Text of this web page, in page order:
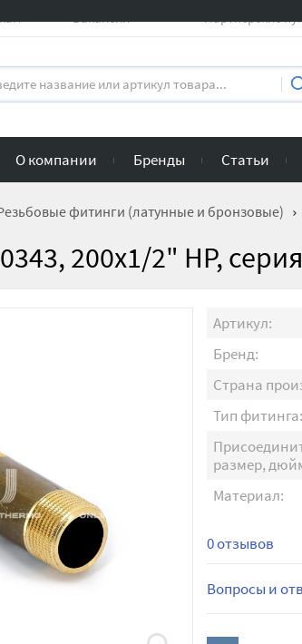
Вакансии Партнерские
О компании Бренды Статьи
фитинги (латунные и бронзовые)
200x1/2" НР,
Артикул:
Бренд:
Страна
Тип фитинга:
размер,
Материал:
0 отзывов
Вопросы и